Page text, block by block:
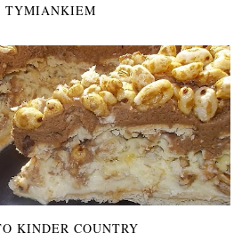
TYMIANKIEM
KINDER COUNTRY